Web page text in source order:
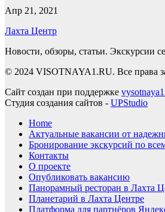
Апр 21, 2021
Лахта Центр
Новости, обзоры, статьи. Экскурсии
© 2024 VISOTNAYA1.RU. Все права
Сайт создан при поддержке
Студия создания сайтов - UPStudio
Home
Актуальные вакансии от
Бронирование экскурсий по
Контакты
О проекте
Опубликовать вакансию
Панорамный ресторан в Лахта
Планетарий в Лахта Центре
Платформа для партнёров